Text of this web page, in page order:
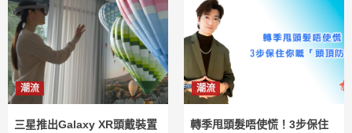
潮流
三星推出Galaxy XR頭戴裝置
潮流
轉季甩頭髮唔使慌！3步保住